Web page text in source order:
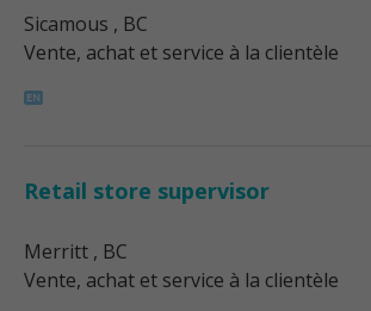
Sicamous , BC
Vente, achat et service à la clientèle
Retail store supervisor
Merritt , BC
Vente, achat et service à la clientèle